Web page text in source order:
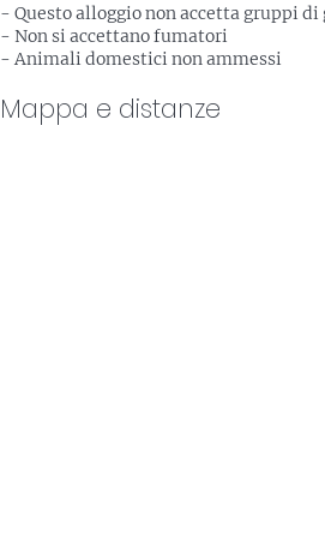
- Questo alloggio non accetta gruppi
- Non si accettano fumatori
- Animali domestici non ammessi
Mappa e distanze